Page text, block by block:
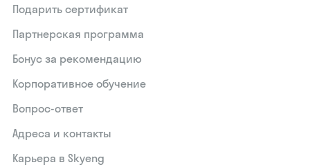
Подарить сертификат
Партнерская программа
Бонус за рекомендацию
Корпоративное обучение
Вопрос-ответ
Адреса и контакты
Карьера в Skyeng